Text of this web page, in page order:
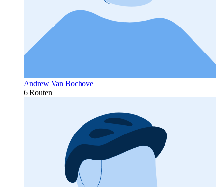
Andrew Van Bochove
6 Routen